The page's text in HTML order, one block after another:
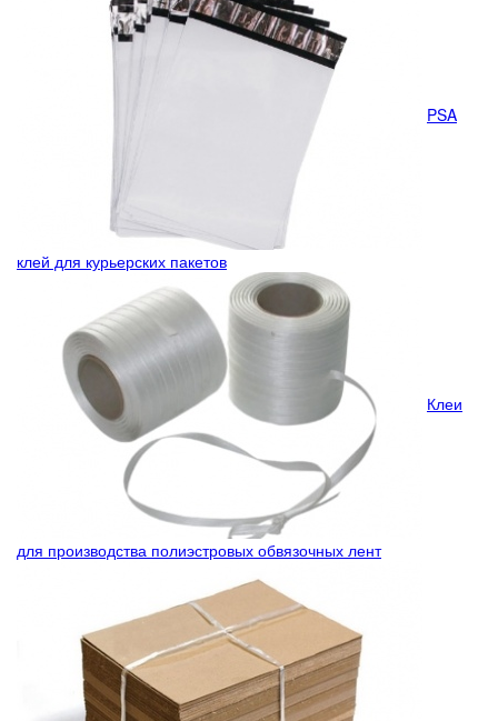
PSA
клей для курьерских пакетов
Клеи
для производства полиэстровых обвязочных лент